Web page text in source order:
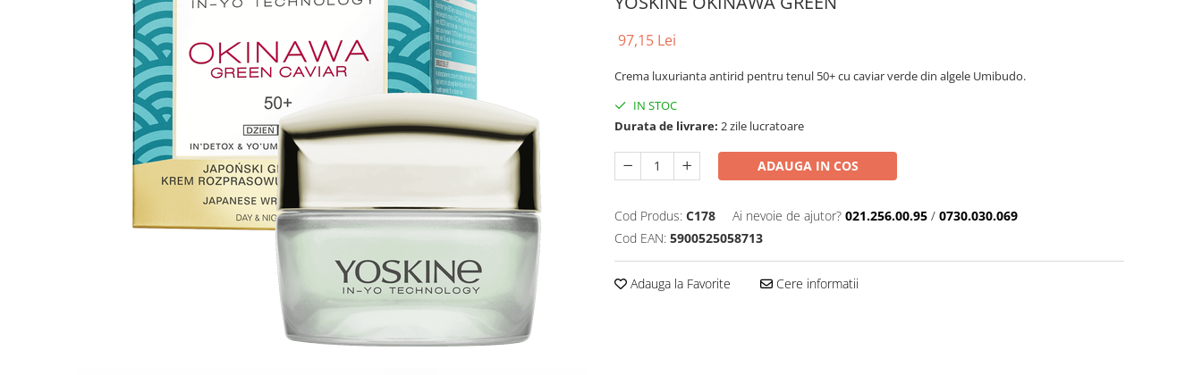
97,15 Lei
Crema luxurianta antirid pentru tenul 50+ cu caviar verde din algele Umibudo.
IN STOC
Durata de livrare: 2 zile lucratoare
ADAUGA IN COS
Cod Produs: C178 Ai nevoie de ajutor? 021.256.00.95 / 0730.030.069
Cod EAN: 5900525058713
Adauga la Favorite Cere informatii